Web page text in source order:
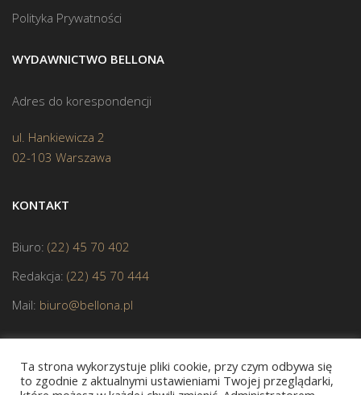
Polityka Prywatności
WYDAWNICTWO BELLONA
Adres do korespondencji
ul. Hankiewicza 2
02-103 Warszawa
KONTAKT
Biuro: (22) 45 70 402
Redakcja: (22) 45 70 444
Mail: biuro@bellona.pl
Ta strona wykorzystuje pliki cookie, przy czym odbywa się
to zgodnie z aktualnymi ustawieniami Twojej przeglądarki,